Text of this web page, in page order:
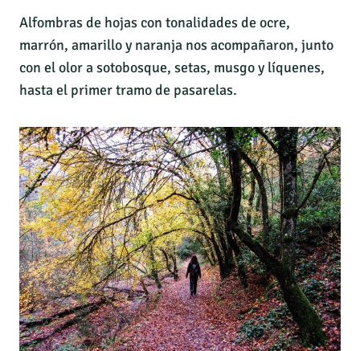
Alfombras de hojas con tonalidades de ocre,
marrón, amarillo y naranja nos acompañaron, junto
con el olor a sotobosque, setas, musgo y líquenes,
hasta el primer tramo de pasarelas.